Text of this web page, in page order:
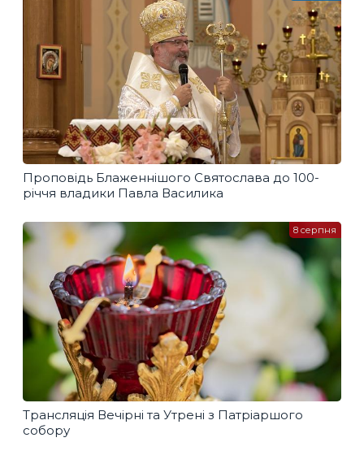
Проповідь Блаженнішого Святослава до 100-
річчя владики Павла Василика
Трансляція Вечірні та Утрені з Патріаршого
собору
8 серпня